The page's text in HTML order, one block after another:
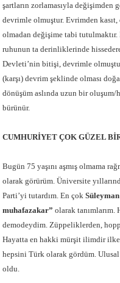
şartların zorlamasıyla değişimden
devrimle olmuştur. Evrimden
olmadan değişime tabi tutulmaktır.
ruhunun ta derinliklerinde
Devleti’nin bitişi, devrimle
(karşı) devrim şeklinde olması
dönüşüm aslında uzun bir
bürünür.
CUMHURİYET ÇOK GÜZEL
Bugün 75 yaşını aşmış olmama
olarak görürüm. Üniversite
Parti’yi tutardım. En çok
muhafazakar” olarak
demodeydim. Züppeliklerden,
Hayatta en hakki mürşit ilimdir
hepsini Türk olarak gördüm.
oldu.